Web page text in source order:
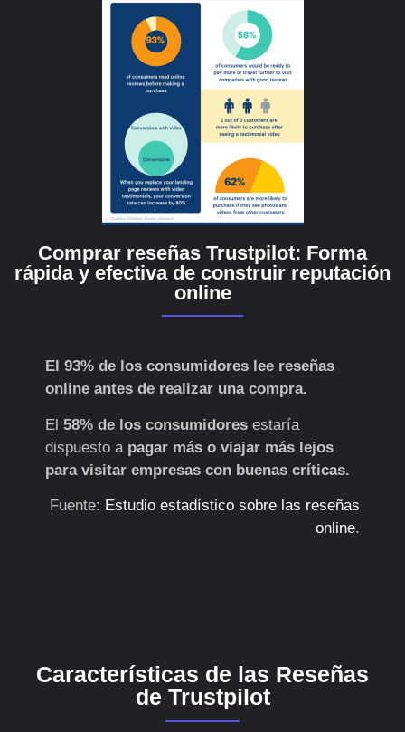
Comprar reseñas Trustpilot: Forma
rápida y efectiva de construir reputación
online
El 93% de los consumidores lee reseñas
online antes de realizar una compra.
El 58% de los consumidores estaría
dispuesto a pagar más o viajar más lejos
para visitar empresas con buenas críticas.
Fuente: Estudio estadístico sobre las reseñas
online.
Características de las Reseñas
de Trustpilot